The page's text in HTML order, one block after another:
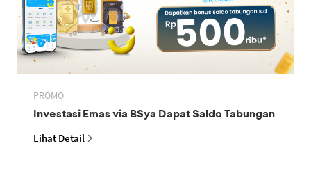
PROMO
Investasi Emas via BSya Dapat Saldo Tabungan
Lihat Detail